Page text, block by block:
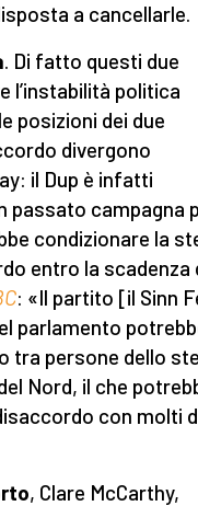
a cancellarle.
. Di fatto questi due
l’instabilità politica
posizioni dei due
divergono
il Dup è infatti
passato campagna
condizionare la
entro la scadenza
: «Il partito [il Sinn
parlamento
tra persone dello
Nord, il che
con molti
, Clare McCarthy,